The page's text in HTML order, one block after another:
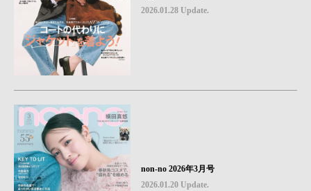
2026.01.28 Update.
non-no 2026年3月号
2026.01.20 Update.